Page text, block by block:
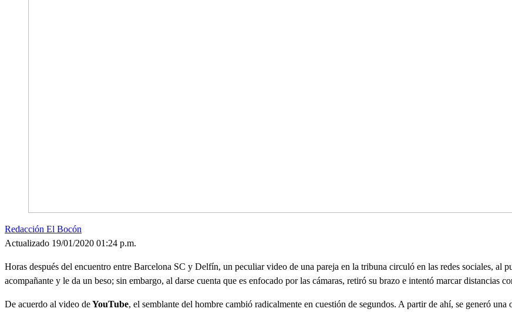
Redacción El Bocón
Actualizado 19/01/2020 01:24 p.m.
Horas después del encuentro entre Barcelona SC y Delfín, un peculiar video de una pareja en la tribuna circuló en las redes sociales, al
acompañante y le da un beso; sin embargo, al darse cuenta que es enfocado por las cámaras, retiró su brazo e intentó marcar distancias
De acuerdo al video deYouTube, el semblante del hombre cambió radicalmente en cuestión de segundos. A partir de ahí, se generó